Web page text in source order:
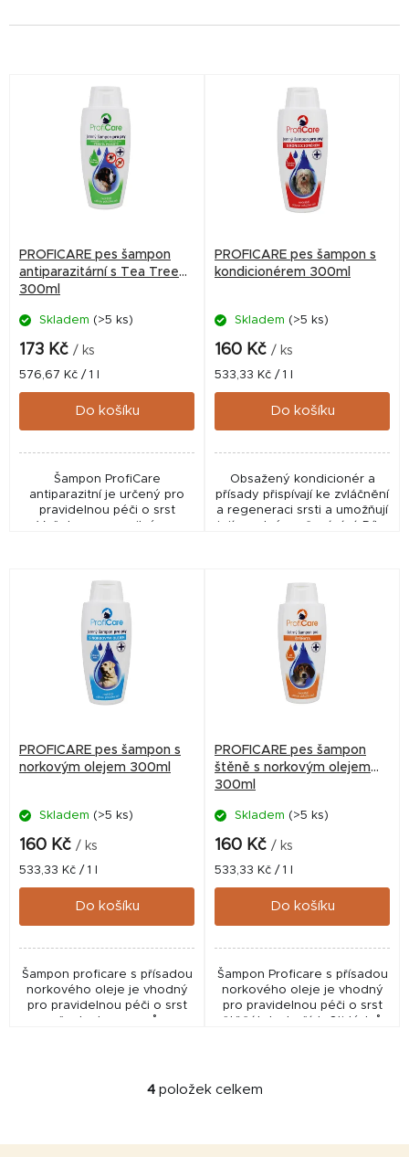
o
d
PROFICARE pes šampon
antiparazitární s Tea Tree
300ml
Skladem (>5 ks)
173 Kč / ks
Měrná
cena:
576,67 Kč / 1 l
Do košíku
Šampon ProfiCare
antiparazitní je určený pro
pravidelnou péči o srst
PROFICARE pes šampon s
kondicionérem 300ml
Skladem (>5 ks)
160 Kč / ks
Měrná
cena:
533,33 Kč / 1 l
Do košíku
Obsažený kondicionér a
přísady přispívají ke zvláčnění
a regeneraci srsti a umožňují
PROFICARE pes šampon s
norkovým olejem 300ml
Skladem (>5 ks)
160 Kč / ks
Měrná
cena:
533,33 Kč / 1 l
Do košíku
Šampon proficare s přísadou
norkového oleje je vhodný
pro pravidelnou péči o srst
všech plemen psů.
PROFICARE pes šampon
štěně s norkovým olejem
300ml
Skladem (>5 ks)
160 Kč / ks
Měrná
cena:
533,33 Kč / 1 l
Do košíku
Šampon Proficare s přísadou
norkového oleje je vhodný
pro pravidelnou péči o srst
štěňátek starších 6ti týdnů
O
4položek celkem